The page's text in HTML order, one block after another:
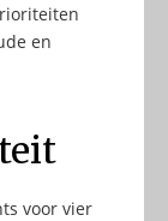
en
voor vier